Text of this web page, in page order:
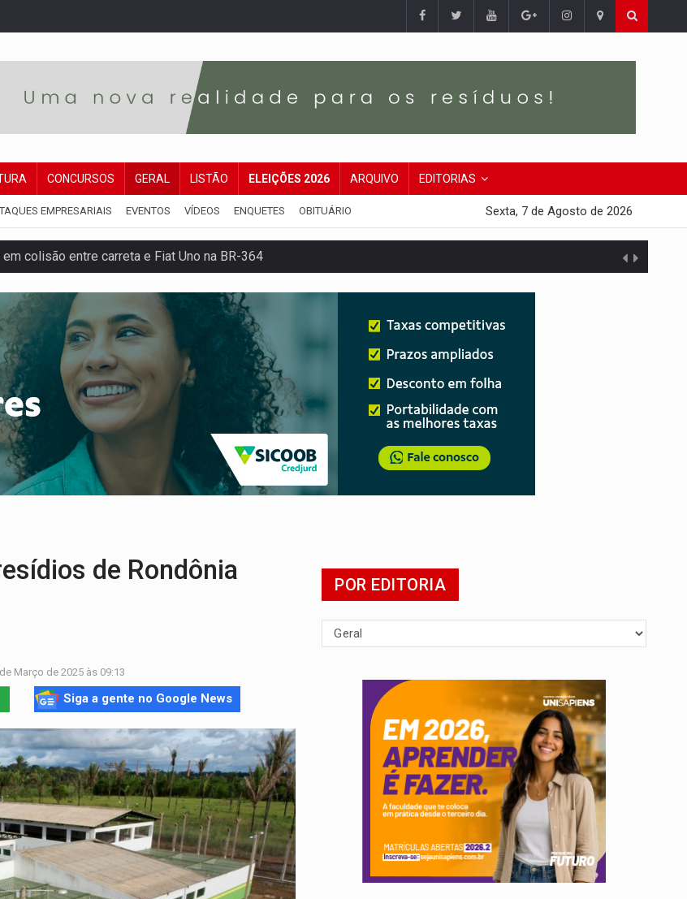
CONCURSOS GERAL LISTÃO ELEIÇÕES 2026 ARQUIVO EDITORIAS
EMPRESARIAIS EVENTOS VÍDEOS ENQUETES OBITUÁRIO Sexta, 7 de Agosto de 2026
colisão entre carreta e Fiat Uno na BR-364
da legislação sobre transporte de cargas por empresa
infantil na internet e via IA
defesa e ciência em Brasília
mortos e um em estado grave na BR
com participação de Marcela Bonfim
nesta sexta-feira (7)
da educação municipal em Porto Velho
de Rondônia
Março de 2025 às 09:13
Siga a gente no Google News
POR EDITORIA